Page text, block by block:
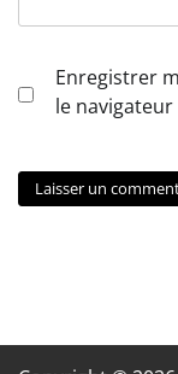
Enregistrer
le